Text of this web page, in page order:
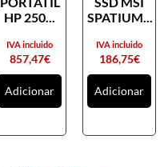
HP 250...
857,47€
IVA incluido
Adicionar
SPATIUM...
186,75€
IVA incluido
Adicionar